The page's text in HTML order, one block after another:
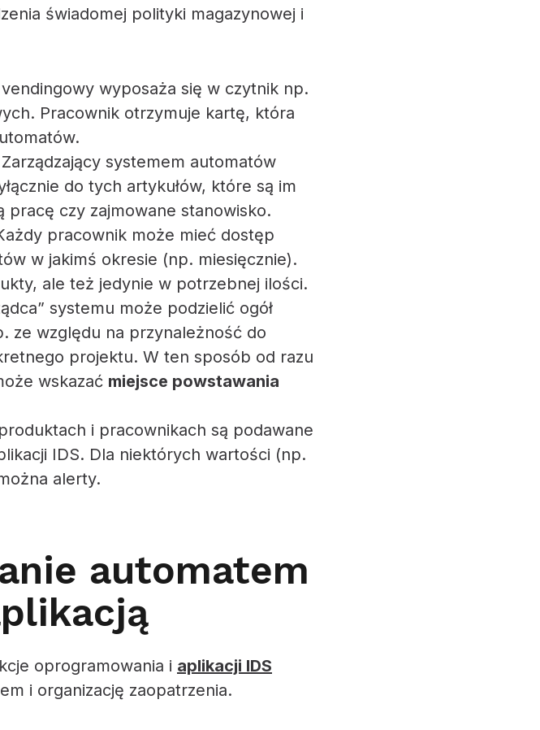
świadomej polityki magazynowej i
wyposaża się w czytnik np.
Pracownik otrzymuje kartę, która
systemem automatów
do tych artykułów, które są im
czy zajmowane stanowisko.
pracownik może mieć dostęp
w jakimś okresie (np. miesięcznie).
ale też jedynie w potrzebnej ilości.
systemu może podzielić ogół
ze względu na przynależność do
projektu. W ten sposób od razu
wskazać miejsce powstawania
i pracownikach są podawane
IDS. Dla niektórych wartości (np.
alerty.
automatem
oprogramowania i aplikacji IDS
i organizację zaopatrzenia.